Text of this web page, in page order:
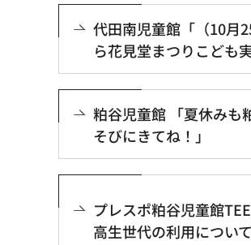
代田南児童館「（10月
ら花見堂まつりこども
粕谷児童館 「夏休みも
そびにきてね！」
プレスポ粕谷児童館
高生世代の利用について